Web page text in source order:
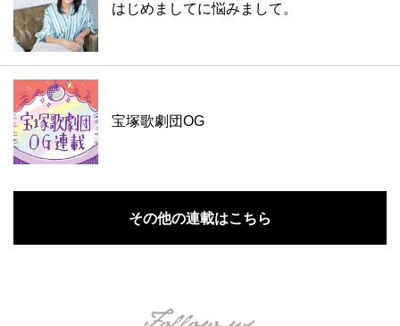
はじめましてに悩みまして。
宝塚歌劇団OG
その他の連載はこちら